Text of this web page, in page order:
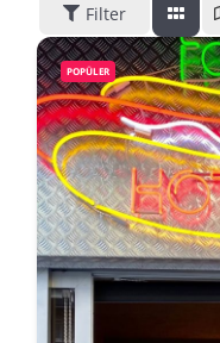
Filter
POPÜLER